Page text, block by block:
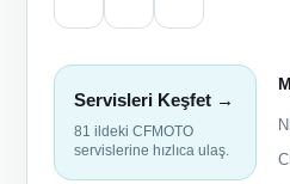
Servisleri Keşfet →
81 ildeki CFMOTO
servislerine hızlıca ulaş.